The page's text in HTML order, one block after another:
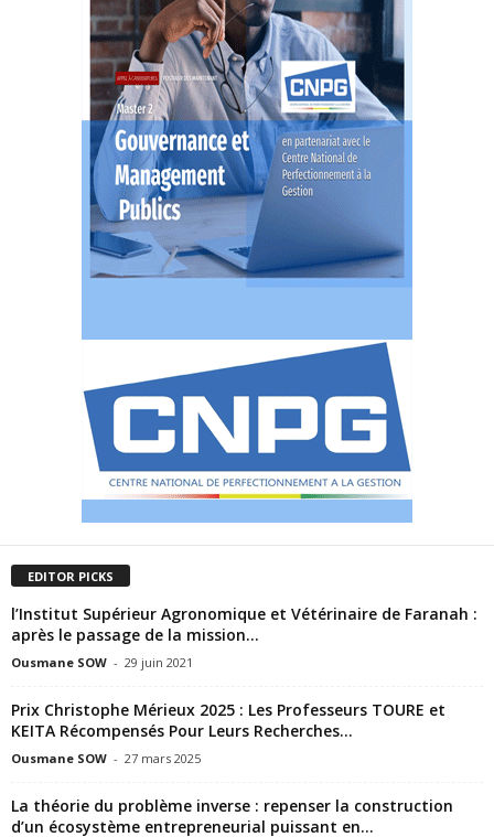
EDITOR PICKS
l’Institut Supérieur Agronomique et Vétérinaire de Faranah :
après le passage de la mission...
Ousmane SOW - 29 juin 2021
Prix Christophe Mérieux 2025 : Les Professeurs TOURE et
KEITA Récompensés Pour Leurs Recherches...
Ousmane SOW - 27 mars 2025
La théorie du problème inverse : repenser la construction
d’un écosystème entrepreneurial puissant en...